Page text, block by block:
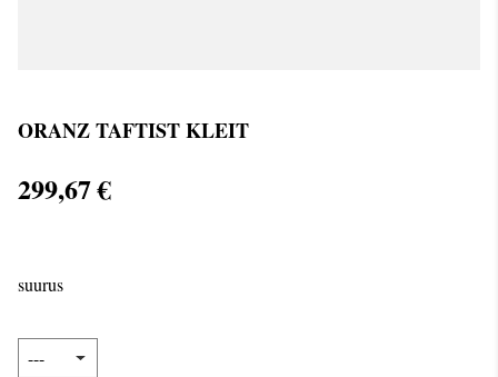
ORANZ TAFTIST KLEIT
299,67 €
suurus